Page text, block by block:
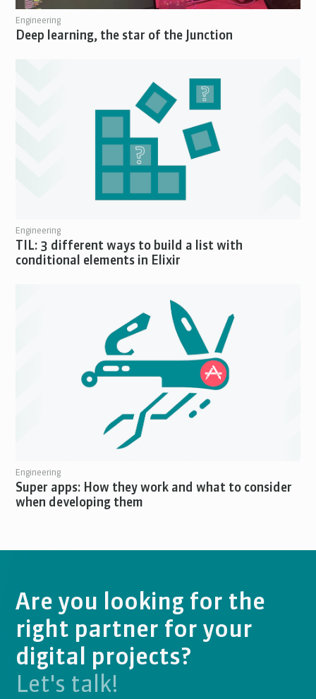
Engineering
Deep learning, the star of the Junction
Engineering
TIL: 3 different ways to build a list with
conditional elements in Elixir
Engineering
Super apps: How they work and what to consider
when developing them
Are you looking for the
right partner for your
digital projects?
Let's talk!